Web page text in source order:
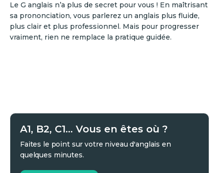
Le G anglais n’a plus de secret pour vous ! En maîtrisant
sa prononciation, vous parlerez un anglais plus fluide,
plus clair et plus professionnel. Mais pour progresser
vraiment, rien ne remplace la pratique guidée.
A1, B2, C1... Vous en êtes où ?
Faites le point sur votre niveau d'anglais en
quelques minutes.